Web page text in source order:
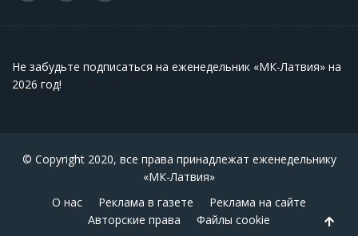
Не забудьте подписаться на еженедельник «МК-Латвия» на
2026 год!
© Copyright 2020, все права принадлежат еженедельнику
«МК-Латвия»
О нас
Реклама в газете
Реклама на сайте
Авторские права
Файлы cookie